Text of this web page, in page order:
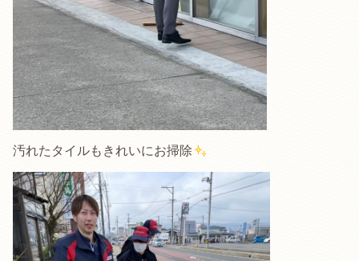
汚れたタイルもきれいにお掃除